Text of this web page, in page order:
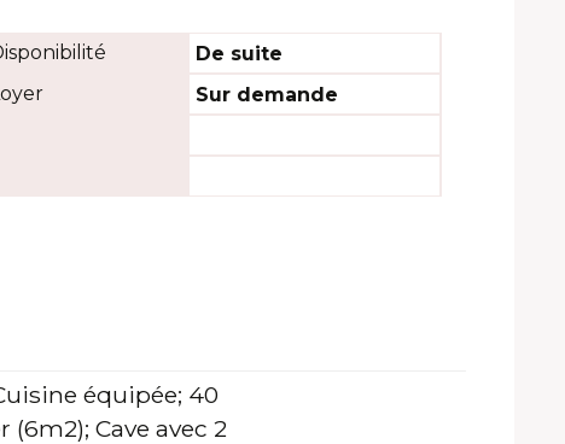
De suite
Sur demande
équipée; 40
Cave avec 2